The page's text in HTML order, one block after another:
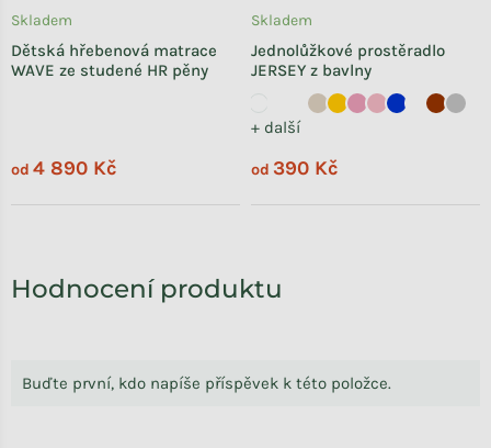
Hodnocení produktu
Buďte první, kdo napíše příspěvek k této položce.
Dětská hřebenová matrace
WAVE ze studené HR pěny
Skladem
od 4 890 Kč
Jednolůžkové prostěradlo
JERSEY z bavlny
+ další
Skladem
od 390 Kč